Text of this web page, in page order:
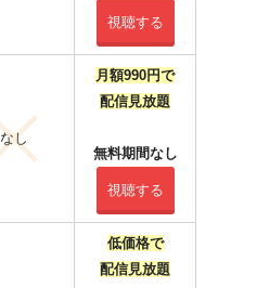
視聴する
なし
月額990円で
配信見放題
無料期間なし
視聴する
低価格で
配信見放題